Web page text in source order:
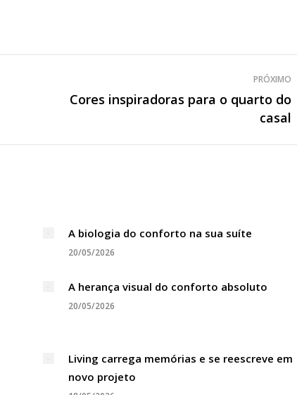
PRÓXIMO
PróximoCores inspiradoras para o quarto do
casal
A biologia do conforto na sua suíte
20/05/2026
A herança visual do conforto absoluto
20/05/2026
Living carrega memórias e se reescreve em
novo projeto